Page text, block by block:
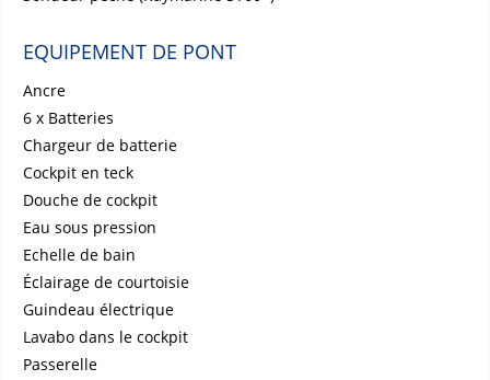
EQUIPEMENT DE PONT
Ancre
6 x Batteries
Chargeur de batterie
Cockpit en teck
Douche de cockpit
Eau sous pression
Echelle de bain
Éclairage de courtoisie
Guindeau électrique
Lavabo dans le cockpit
Passerelle